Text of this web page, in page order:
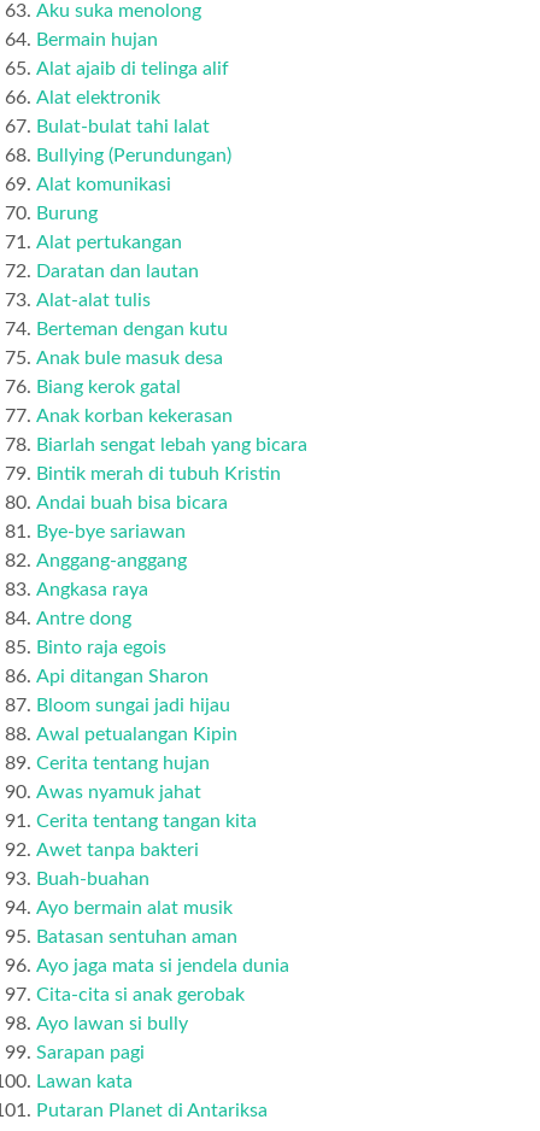
Aku suka menolong
Bermain hujan
Alat ajaib di telinga alif
Alat elektronik
Bulat-bulat tahi lalat
Bullying (Perundungan)
Alat komunikasi
Burung
Alat pertukangan
Daratan dan lautan
Alat-alat tulis
Berteman dengan kutu
Anak bule masuk desa
Biang kerok gatal
Anak korban kekerasan
Biarlah sengat lebah yang bicara
Bintik merah di tubuh Kristin
Andai buah bisa bicara
Bye-bye sariawan
Anggang-anggang
Angkasa raya
Antre dong
Binto raja egois
Api ditangan Sharon
Bloom sungai jadi hijau
Awal petualangan Kipin
Cerita tentang hujan
Awas nyamuk jahat
Cerita tentang tangan kita
Awet tanpa bakteri
Buah-buahan
Ayo bermain alat musik
Batasan sentuhan aman
Ayo jaga mata si jendela dunia
Cita-cita si anak gerobak
Ayo lawan si bully
Sarapan pagi
Lawan kata
Putaran Planet di Antariksa